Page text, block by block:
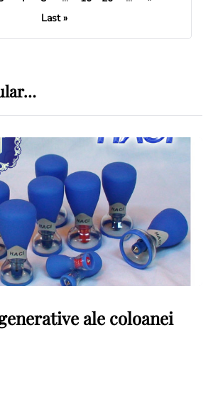
Last »
ale coloanei